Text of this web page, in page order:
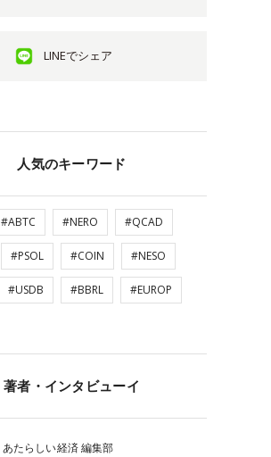
LINEでシェア
人気のキーワード
#ABTC #NERO #QCAD
#PSOL #COIN #NESO
#USDB #BBRL #EUROP
著者・インタビューイ
あたらしい経済 編集部